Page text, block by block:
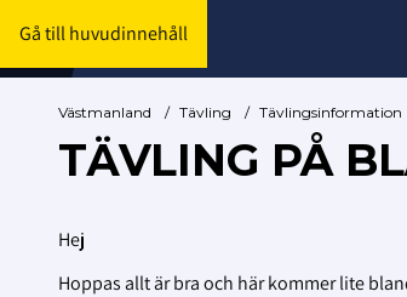
Gå till huvudinnehåll
Västmanland / Tävling / Tävlingsinformation
TÄVLING PÅ
Hej
Hoppas allt är bra och här kommer lite